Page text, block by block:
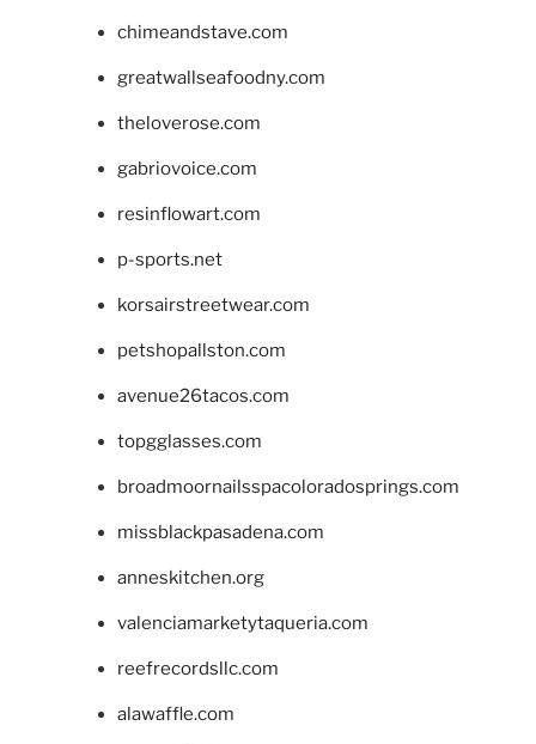
chimeandstave.com
greatwallseafoodny.com
theloverose.com
gabriovoice.com
resinflowart.com
p-sports.net
korsairstreetwear.com
petshopallston.com
avenue26tacos.com
topgglasses.com
broadmoornailsspacoloradosprings.com
missblackpasadena.com
anneskitchen.org
valenciamarketytaqueria.com
reefrecordsllc.com
alawaffle.com